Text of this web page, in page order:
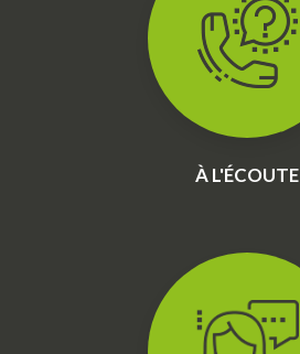
À L'ÉCOUTE